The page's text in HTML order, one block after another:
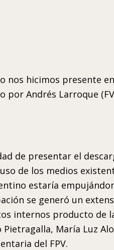
nos hicimos presente
por Andrés Larroque
de presentar el
de los medios
estaría
se generó un
internos producto de
María Luz
del FPV.